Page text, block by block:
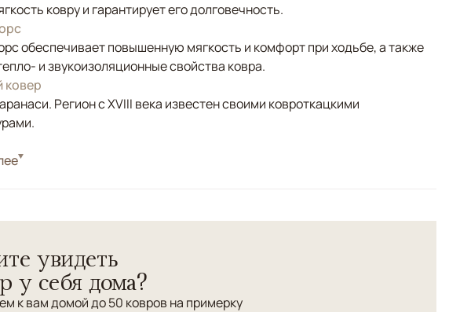
ковру и гарантирует его долговечность.
обеспечивает повышенную мягкость и комфорт при ходьбе, а также
и звукоизоляционные свойства ковра.
ковер
Регион с XVIII века известен своими ковроткацкими
переходом оттенков и высоким ворсом. Плавное растворение
поверхность создают ощущение глубины, уюта и визуального
органично дополняя современные интерьеры.
увидеть
у себя дома?
к вам домой до 50 ковров на примерку